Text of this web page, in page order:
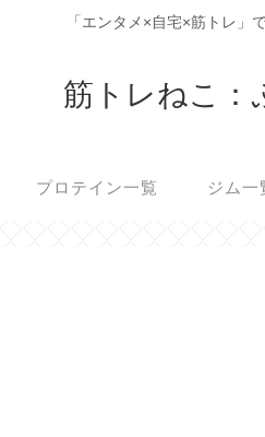
「エンタメ×自宅×筋トレ」
筋トレねこ：
プロテイン一覧 ジム一